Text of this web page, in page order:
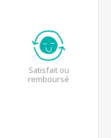
Satisfait ou
remboursé